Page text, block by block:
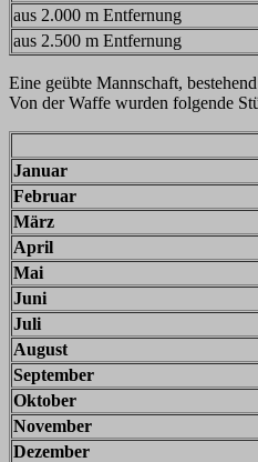
aus 2.000 m Entfernung
aus 2.500 m Entfernung
Eine geübte Mannschaft,
Von der Waffe wurden folgende
Januar
Februar
März
April
Mai
Juni
Juli
August
September
Oktober
November
Dezember